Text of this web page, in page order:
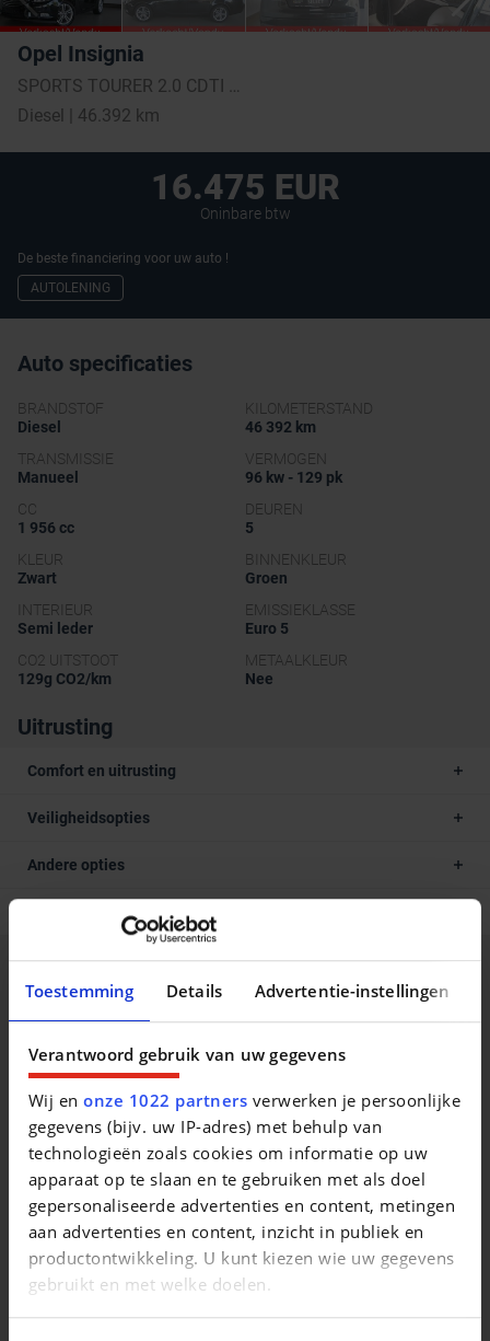
Toestemming Details Advertentie-instellingen
Verantwoord gebruik van uw gegevens
Wij enonze 1022 partners verwerken je persoonlijke
gegevens (bijv. uw IP-adres) met behulp van
technologieën zoals cookies om informatie op uw
apparaat op te slaan en te gebruiken met als doel
gepersonaliseerde advertenties en content, metingen
aan advertenties en content, inzicht in publiek en
productontwikkeling. U kunt kiezen wie uw gegevens
gebruikt en met welke doelen.
Opel Insignia
Diesel | 46.392 km
16.475 EUR
Oninbare btw
De beste financiering voor uw auto !
AUTOLENING
Auto specificaties
BRANDSTOF
Diesel
KILOMETERSTAND
46 392 km
TRANSMISSIE
Manueel
VERMOGEN
96 kw - 129 pk
CC
1 956 cc
DEUREN
5
KLEUR
Zwart
BINNENKLEUR
Groen
INTERIEUR
Semi leder
EMISSIEKLASSE
Euro 5
CO2 UITSTOOT
129g CO2/km
METAALKLEUR
Nee
Uitrusting
Comfort en uitrusting
Veiligheidsopties
Andere opties
Multimedia opties
Beschrijving van het voertuig occasie
Opel en goedgekeurd door het erkende keuringsbureau
Dekra. Waarom een DECAIGNY TWEEDEHANDS wagen? -
minimum 1 jaar garantie (of langer indien gewenst) -
minimum 1 jaar Europese bijstand op de weg (Touring
Wegenhulp) jaarlijks verlengbaar bij onderhoud - officieel
Opel en Chevrolet verdeler - iedere wagen voldoet aan de
strenge Opel Certified Used Cars normen - uitgebreide
testrit mogelijk om onze kwaliteit te ervaren - iedere wagen
krijgt het officieel onderhoud bij aflevering. Onze door Opel
opgeleide medewerkers garanderen U kwaliteit en perfecte
service. Bezoek www.decaigny.be en vind uw droomwagen.